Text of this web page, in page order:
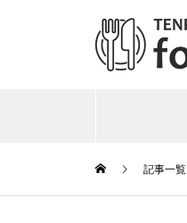
記事一覧